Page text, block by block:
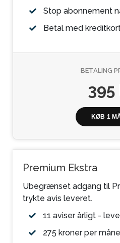
Stop abonnement
Betal med
BETALING
KØB 1
Premium Ekstra
Ubegrænset adgang til
trykte avis leveret.
11 aviser årligt -
275 kroner per